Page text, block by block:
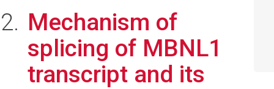
Mechanism of
splicing of MBNL1
transcript and its